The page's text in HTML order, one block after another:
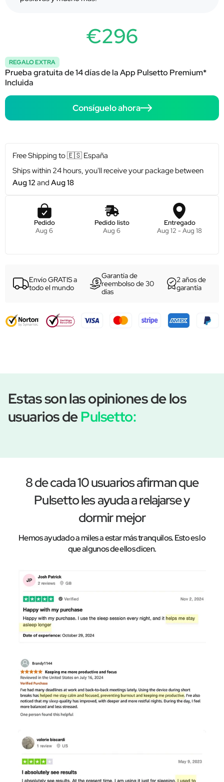
€296
REGALO EXTRA
Prueba gratuita de 14 días de la App Pulsetto Premium*
Incluida
Consíguelo ahora
Free Shipping to🇪🇸 España
Ships within 24 hours, you'll receive your package between
Aug 12 andAug 18
Pedido
Aug 6
Pedido listo
Aug 6
Entregado
Aug 12 - Aug 18
Envío GRATIS a
todo el mundo
Garantía de
reembolso de 30
días
2 años de
garantía
Estas son las opiniones de los
usuarios dePulsetto:
8 de cada 10 usuarios afirman que
Pulsetto les ayuda a relajarse y
dormir mejor
Hemos ayudado a miles a estar más tranquilos. Esto es lo
que algunos de ellos dicen.